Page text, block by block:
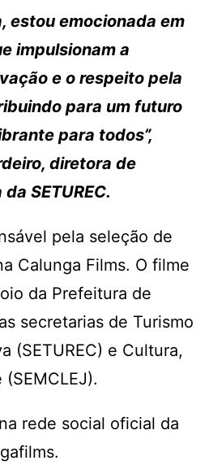
estou emocionada em
impulsionam a
e o respeito pela
para um futuro
para todos”,
diretora de
SETUREC.
pela seleção de
Calunga Films. O filme
da Prefeitura de
secretarias de Turismo
(SETUREC) e Cultura,
rede social oficial da
.